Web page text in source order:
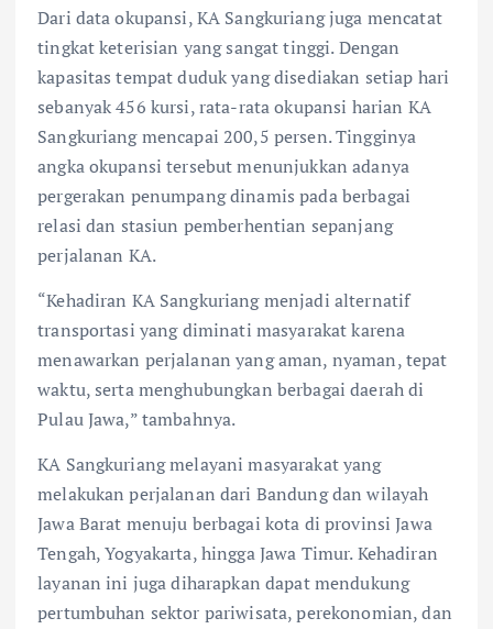
Dari data okupansi, KA Sangkuriang juga mencatat
tingkat keterisian yang sangat tinggi. Dengan
kapasitas tempat duduk yang disediakan setiap hari
sebanyak 456 kursi, rata-rata okupansi harian KA
Sangkuriang mencapai 200,5 persen. Tingginya
angka okupansi tersebut menunjukkan adanya
pergerakan penumpang dinamis pada berbagai
relasi dan stasiun pemberhentian sepanjang
perjalanan KA.
“Kehadiran KA Sangkuriang menjadi alternatif
transportasi yang diminati masyarakat karena
menawarkan perjalanan yang aman, nyaman, tepat
waktu, serta menghubungkan berbagai daerah di
Pulau Jawa,” tambahnya.
KA Sangkuriang melayani masyarakat yang
melakukan perjalanan dari Bandung dan wilayah
Jawa Barat menuju berbagai kota di provinsi Jawa
Tengah, Yogyakarta, hingga Jawa Timur. Kehadiran
layanan ini juga diharapkan dapat mendukung
pertumbuhan sektor pariwisata, perekonomian, dan